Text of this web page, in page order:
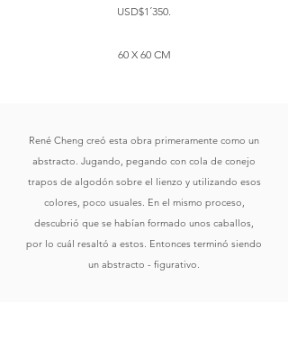
USD$1´350.
60 X 60 CM
René Cheng creó esta obra primeramente como un
abstracto. Jugando, pegando con cola de conejo
trapos de algodón sobre el lienzo y utilizando esos
colores, poco usuales. En el mismo proceso,
descubrió que se habían formado unos caballos,
por lo cuál resaltó a estos. Entonces terminó siendo
un abstracto - figurativo.